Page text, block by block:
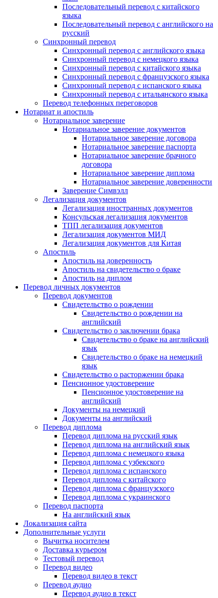
Последовательный перевод с китайского
языка
Последовательный перевод с английского на
русский
Синхронный перевод
Синхронный перевод с английского языка
Синхронный перевод с немецкого языка
Синхронный перевод с китайского языка
Синхронный перевод с французского языка
Синхронный перевод с испанского языка
Синхронный перевод с итальянского языка
Перевод телефонных переговоров
Нотариат и апостиль
Нотариальное заверение
Нотариальное заверение документов
Нотариальное заверение договора
Нотариальное заверение паспорта
Нотариальное заверение брачного
договора
Нотариальное заверение диплома
Нотариальное заверение доверенности
Заверение Симвэлл
Легализация документов
Легализация иностранных документов
Консульская легализация документов
ТПП легализация документов
Легализация документов МИД
Легализация документов для Китая
Апостиль
Апостиль на доверенность
Апостиль на свидетельство о браке
Апостиль на диплом
Перевод личных документов
Перевод документов
Свидетельство о рождении
Свидетельство о рождении на
английский
Свидетельство о заключении брака
Свидетельство о браке на английский
язык
Свидетельство о браке на немецкий
язык
Свидетельство о расторжении брака
Пенсионное удостоверение
Пенсионное удостоверение на
английский
Документы на немецкий
Документы на английский
Перевод диплома
Перевод диплома на русский язык
Перевод диплома на английский язык
Перевод диплома с немецкого языка
Перевод диплома с узбекского
Перевод диплома с испанского
Перевод диплома с китайского
Перевод диплома с французского
Перевод диплома с украинского
Перевод паспорта
На английский язык
Локализация сайта
Дополнительные услуги
Вычитка носителем
Доставка курьером
Тестовый перевод
Перевод видео
Перевод видео в текст
Перевод аудио
Перевод аудио в текст